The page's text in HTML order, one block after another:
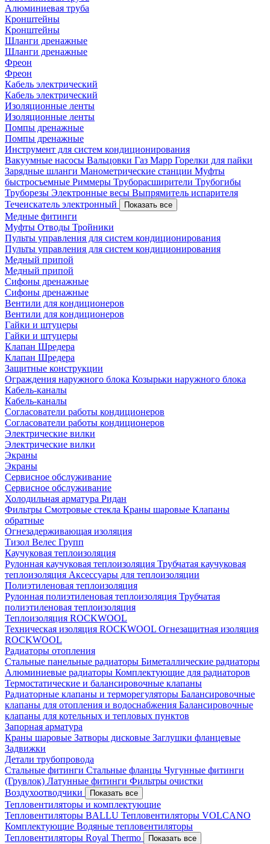
Алюминиевая труба
Кронштейны
Кронштейны
Шланги дренажные
Шланги дренажные
Фреон
Фреон
Кабель электрический
Кабель электрический
Изоляционные ленты
Изоляционные ленты
Помпы дренажные
Помпы дренажные
Инструмент для систем кондиционирования
Вакуумные насосы Вальцовки Газ Mapp Горелки для пайки
Зарядные шланги Манометрические станции Муфты
быстросъемные Риммеры Труборасширители Трубогибы
Труборезы Электронные весы Выпрямитель испарителя
Течеискатель электронный
Показать все
Медные фитинги
Муфты Отводы Тройники
Пульты управления для систем кондиционирования
Пульты управления для систем кондиционирования
Медный припой
Медный припой
Сифоны дренажные
Сифоны дренажные
Вентили для кондиционеров
Вентили для кондиционеров
Гайки и штуцеры
Гайки и штуцеры
Клапан Шредера
Клапан Шредера
Защитные конструкции
Ограждения наружного блока Козырьки наружного блока
Кабель-каналы
Кабель-каналы
Согласователи работы кондиционеров
Согласователи работы кондиционеров
Электрические вилки
Электрические вилки
Экраны
Экраны
Сервисное обслуживание
Сервисное обслуживание
Холодильная арматура Ридан
Фильтры Смотровые стекла Краны шаровые Клапаны
обратные
Огнезадерживающая изоляция
Тизол Велес Групп
Каучуковая теплоизоляция
Рулонная каучуковая теплоизоляция Трубчатая каучуковая
теплоизоляция Аксессуары для теплоизоляции
Полиэтиленовая теплоизоляция
Рулонная полиэтиленовая теплоизоляция Трубчатая
полиэтиленовая теплоизоляция
Теплоизоляция ROCKWOOL
Техническая изоляция ROCKWOOL Огнезащитная изоляция
ROCKWOOL
Радиаторы отопления
Стальные панельные радиаторы Биметаллические радиаторы
Алюминиевые радиаторы Комплектующие для радиаторов
Термостатические и балансировочные клапаны
Радиаторные клапаны и терморегуляторы Балансировочные
клапаны для отопления и водоснабжения Балансировочные
клапаны для котельных и тепловых пунктов
Запорная арматура
Краны шаровые Затворы дисковые Заглушки фланцевые
Задвижки
Детали трубопровода
Стальные фитинги Стальные фланцы Чугунные фитинги
(Грувлок) Латунные фитинги Фильтры очистки
Воздухоотводчики
Показать все
Тепловентиляторы и комплектующие
Тепловентиляторы BALLU Тепловентиляторы VOLCANO
Комплектующие Водяные тепловентиляторы
Тепловентиляторы Royal Thermo
Показать все